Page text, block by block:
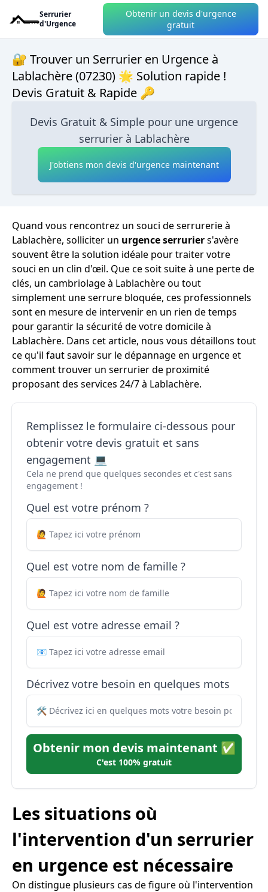
Serrurier
d'Urgence
Obtenir un devis d'urgence
gratuit
🔐 Trouver un Serrurier en Urgence à
Lablachère (07230) 🌟 Solution rapide !
Devis Gratuit & Rapide 🔑
Devis Gratuit & Simple pour une urgence
serrurier à Lablachère
J'obtiens mon devis d'urgence maintenant
Quand vous rencontrez un souci de serrurerie à
Lablachère, solliciter un urgence serruriers'avère
souvent être la solution idéale pour traiter votre
souci en un clin d'œil. Que ce soit suite à une perte de
clés, un cambriolage à Lablachère ou tout
simplement une serrure bloquée, ces professionnels
sont en mesure de intervenir en un rien de temps
pour garantir la sécurité de votre domicile à
Lablachère. Dans cet article, nous vous détaillons tout
ce qu'il faut savoir sur le dépannage en urgence et
comment trouver un serrurier de proximité
proposant des services 24/7 à Lablachère.
Remplissez le formulaire ci-dessous pour
obtenir votre devis gratuit et sans
engagement 💻
Cela ne prend que quelques secondes et c'est sans
engagement !
Quel est votre prénom ?
Quel est votre nom de famille ?
Quel est votre adresse email ?
Décrivez votre besoin en quelques mots
Obtenir mon devis maintenant ✅
C'est 100% gratuit
Les situations où
l'intervention d'un serrurier
en urgence est nécessaire
On distingue plusieurs cas de figure où l'intervention